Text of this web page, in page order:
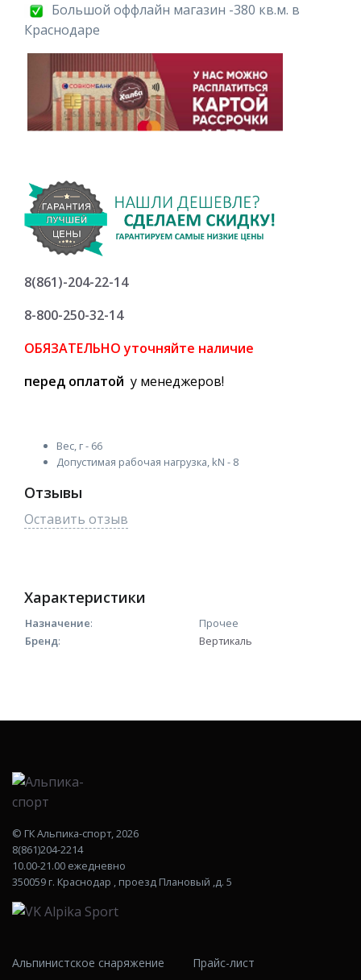
Большой оффлайн магазин -380 кв.м. в
Краснодаре
8(861)-204-22-14
8-800-250-32-14
ОБЯЗАТЕЛЬНО уточняйте наличие
перед оплатой у менеджеров!
Вес, г - 66
Допустимая рабочая нагрузка, kN - 8
Отзывы
Оставить отзыв
Характеристики
Назначение:
Прочее
Бренд: Вертикаль
© ГК Альпика-спорт, 2026
8(861)204-2214
10.00-21.00 ежедневно
350059 г. Краснодар , проезд Плановый ,д. 5
Альпинистское снаряжение Прайс-лист